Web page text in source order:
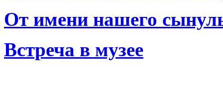
От имени нашего
Встреча в музее